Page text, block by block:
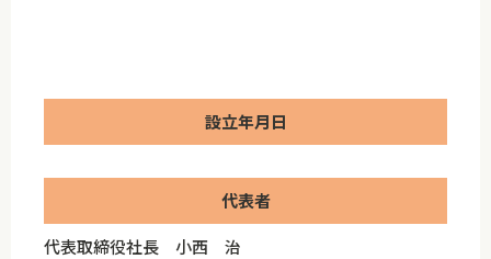
設立年月日
代表者
代表取締役社長 小西 治